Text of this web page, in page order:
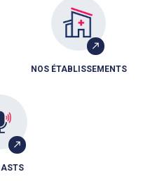
NOS ÉTABLISSEMENTS